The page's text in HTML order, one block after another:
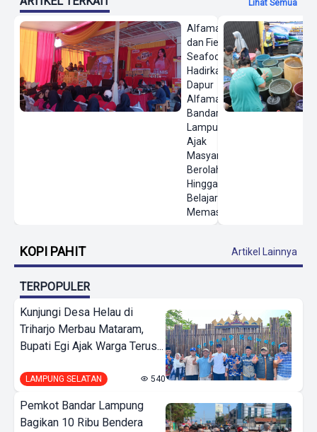
Lihat Semua
Alfamart
dan Fiesta
Seafood
Hadirkan
Dapur
Alfamart di
Bandar
Lampung,
Ajak
Masyarakat
Berolahraga
Hingga
Belajar
Memasak
KOPI PAHIT Artikel Lainnya
TERPOPULER
Kunjungi Desa Helau di
Triharjo Merbau Mataram,
Bupati Egi Ajak Warga Terus...
LAMPUNG SELATAN 540
Pemkot Bandar Lampung
Bagikan 10 Ribu Bendera